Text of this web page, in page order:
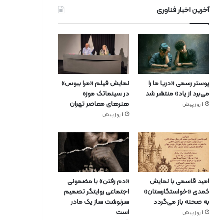
آخرین اخبار فناوری
پوستر رسمی «دریا ما را
می‌برد از یاد» منتشر شد
1 روز پیش
نمایش فیلم «مرا ببوس»
در سینماتک موزه
هنرهای معاصر تهران
1 روز پیش
امید قاسمی با نمایش
کمدی «خواستگارستان»
به صحنه باز می‌گردد
1 روز پیش
«دم رفتن» با مضمونی
اجتماعی روایتگر تصمیم
سرنوشت ساز یک مادر
است